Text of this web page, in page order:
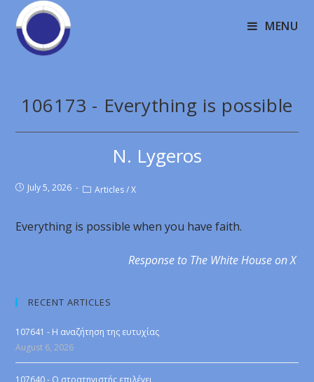
MENU
106173 - Everything is possible
N. Lygeros
July 5, 2026 Articles / X
Everything is possible when you have faith.
Response to The White House on X
RECENT ARTICLES
107641 - Η αναζήτηση της ευτυχίας
August 6, 2026
107640 - Ο στρατηγιστής επιλέγει